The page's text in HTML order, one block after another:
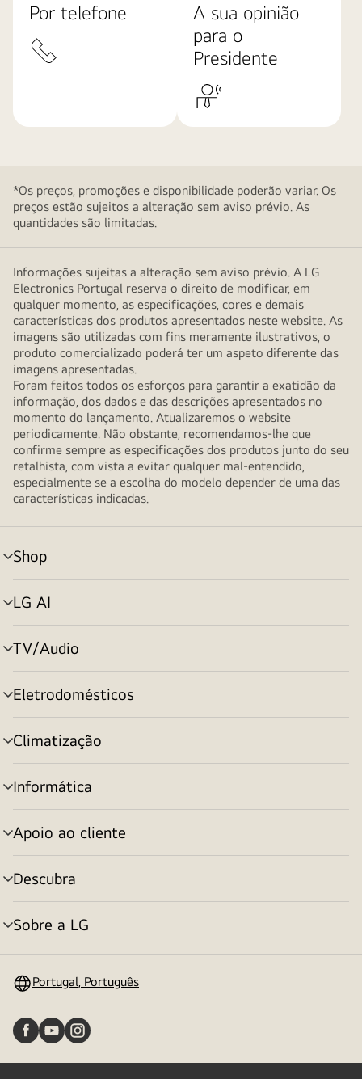
Por telefone
A sua opinião
para o
Presidente
*Os preços, promoções e disponibilidade poderão variar. Os
preços estão sujeitos a alteração sem aviso prévio. As
quantidades são limitadas.
Informações sujeitas a alteração sem aviso prévio. A LG
Electronics Portugal reserva o direito de modificar, em
qualquer momento, as especificações, cores e demais
características dos produtos apresentados neste website. As
imagens são utilizadas com fins meramente ilustrativos, o
produto comercializado poderá ter um aspeto diferente das
imagens apresentadas.
Foram feitos todos os esforços para garantir a exatidão da
informação, dos dados e das descrições apresentados no
momento do lançamento. Atualizaremos o website
periodicamente. Não obstante, recomendamos-lhe que
confirme sempre as especificações dos produtos junto do seu
retalhista, com vista a evitar qualquer mal-entendido,
especialmente se a escolha do modelo depender de uma das
características indicadas.
Shop
alternar
menu
LG AI
alternar
menu
TV/Audio
alternar
menu
Eletrodomésticos
alternar
menu
Climatização
alternar
menu
Informática
alternar
menu
Apoio ao cliente
alternar
menu
Descubra
alternar
menu
Sobre a LG
alternar
Portugal, Português